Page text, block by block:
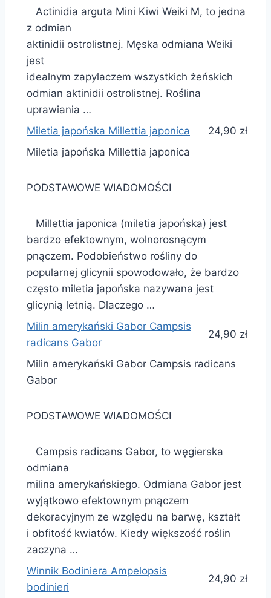
Actinidia arguta Mini Kiwi Weiki M, to jedna
z odmian
aktinidii ostrolistnej. Męska odmiana Weiki
jest
idealnym zapylaczem wszystkich żeńskich
odmian aktinidii ostrolistnej. Roślina
uprawiania …
Miletia japońska Millettia japonica
24,90 zł
Miletia japońska Millettia japonica
PODSTAWOWE WIADOMOŚCI
Millettia japonica (miletia japońska) jest
bardzo efektownym, wolnorosnącym
pnączem. Podobieństwo rośliny do
popularnej glicynii spowodowało, że bardzo
często miletia japońska nazywana jest
glicynią letnią. Dlaczego …
Milin amerykański Gabor Campsis
radicans Gabor
24,90 zł
Milin amerykański Gabor Campsis radicans
Gabor
PODSTAWOWE WIADOMOŚCI
Campsis radicans Gabor, to węgierska
odmiana
milina amerykańskiego. Odmiana Gabor jest
wyjątkowo efektownym pnączem
dekoracyjnym ze względu na barwę, kształt
i obfitość kwiatów. Kiedy większość roślin
zaczyna …
Winnik Bodiniera Ampelopsis
bodinieri
24,90 zł